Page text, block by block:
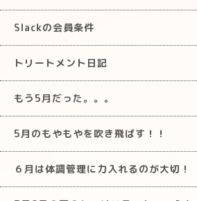
Slackの会員条件
トリートメント日記
もう5月だった。。。
5月のもやもやを吹き飛ばす！！
６月は体調管理に力入れるのが大切！